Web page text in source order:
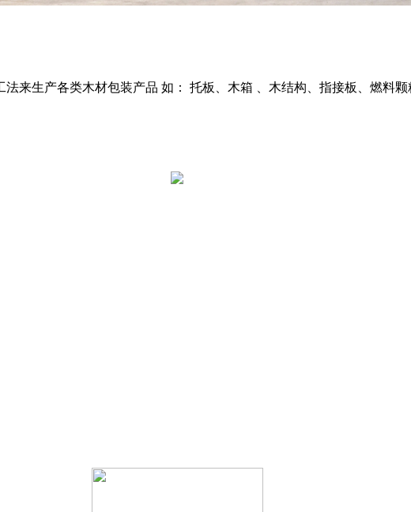
来生产各类木材包装产品 如： 托板、木箱 、木结构、指接板、燃料